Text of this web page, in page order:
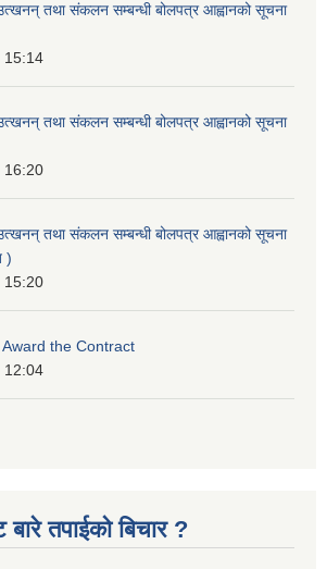
तथा संकलन सम्बन्धी बोलपत्र आह्वानको सूचना
15:14
तथा संकलन सम्बन्धी बोलपत्र आह्वानको सूचना
16:20
तथा संकलन सम्बन्धी बोलपत्र आह्वानको सूचना
)
15:20
the Contract
12:04
बारे तपाईको बिचार ?